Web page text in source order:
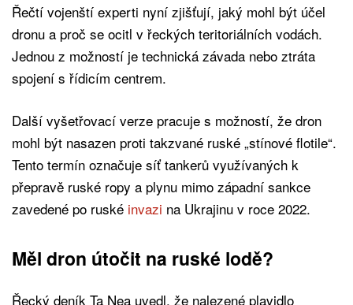
Řečtí vojenští experti nyní zjišťují, jaký mohl být účel
dronu a proč se ocitl v řeckých teritoriálních vodách.
Jednou z možností je technická závada nebo ztráta
spojení s řídicím centrem.
Další vyšetřovací verze pracuje s možností, že dron
mohl být nasazen proti takzvané ruské „stínové flotile“.
Tento termín označuje síť tankerů využívaných k
přepravě ruské ropy a plynu mimo západní sankce
zavedené po ruské invazi na Ukrajinu v roce 2022.
Měl dron útočit na ruské lodě?
Řecký deník Ta Nea uvedl, že nalezené plavidlo